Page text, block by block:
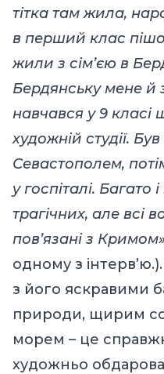
тітка там жила,
в перший клас
жили з сім’єю в
Бердянську мене й
навчався у 9
художній студії.
Севастополем,
у госпіталі. Багато
трагічних, але всі
пов’язані з
одному з
з його яскравими
природи, щирим
морем – це
художньо